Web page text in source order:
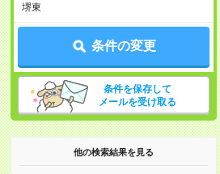
堺東
条件の変更
条件を保存して
メールを受け取る
他の検索結果を見る